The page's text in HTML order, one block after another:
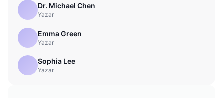
Dr. Michael Chen
Yazar
Emma Green
Yazar
Sophia Lee
Yazar